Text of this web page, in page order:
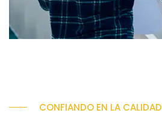
CONFIANDO EN LA CALIDAD